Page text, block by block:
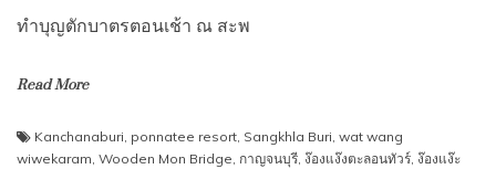
ทำบุญตักบาตรตอนเช้า ณ สะพ
Read More
Kanchanaburi, ponnatee resort, Sangkhla Buri, wat wang
wiwekaram, Wooden Mon Bridge, กาญจนบุรี, ง๊องแง๊งตะลอนทัวร์, ง๊องแง๊ะ